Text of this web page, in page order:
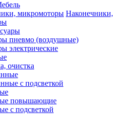
Наконечники,
пневмо (воздушные)
электрические
очистка
с подсветкой
повышающие
с подсветкой